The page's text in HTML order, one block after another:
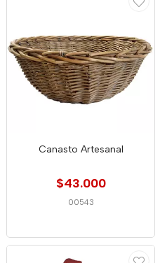
Canasto Artesanal
$43.000
00543